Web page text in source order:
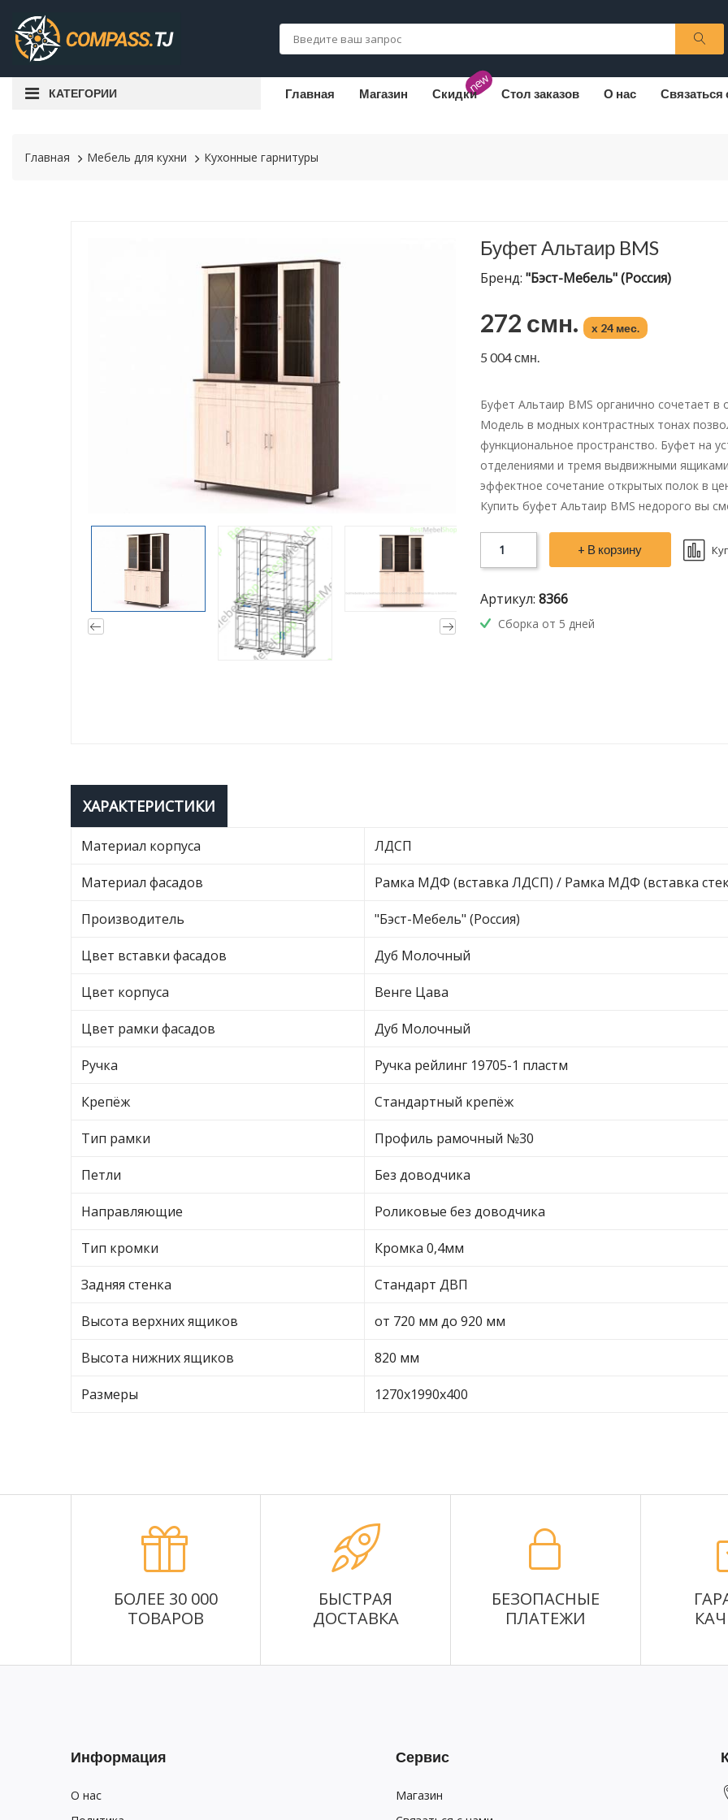
КАТЕГОРИИ Главная Магазин new
Скидки Стол заказов О нас Связаться
Главная Мебель для кухни Кухонные гарнитуры
Буфет Альтаир BMS
Бренд: "Бэст-Мебель" (Россия)
272 смн. x 24 мес.
5 004 смн.
Буфет Альтаир BMS органично сочетает
Модель в модных контрастных тонах
функциональное пространство. Буфет на
отделениями и тремя выдвижными
эффектное сочетание открытых полок в
Купить буфет Альтаир BMS недорого вы
+ В корзину
Артикул: 8366
Сборка от 5 дней
ХАРАКТЕРИСТИКИ
Материал корпуса ЛДСП
Материал фасадов Рамка МДФ (вставка ЛДСП) / Рамка МДФ (вставка
Производитель "Бэст-Мебель" (Россия)
Цвет вставки фасадов Дуб Молочный
Цвет корпуса Венге Цава
Цвет рамки фасадов Дуб Молочный
Ручка Ручка рейлинг 19705-1 пластм
Крепёж Стандартный крепёж
Тип рамки Профиль рамочный №30
Петли Без доводчика
Направляющие Роликовые без доводчика
Тип кромки Кромка 0,4мм
Задняя стенка Стандарт ДВП
Высота верхних ящиков от 720 мм до 920 мм
Высота нижних ящиков 820 мм
Размеры 1270х1990х400
БОЛЕЕ 30 000
ТОВАРОВ
БЫСТРАЯ
ДОСТАВКА
БЕЗОПАСНЫЕ
ПЛАТЕЖИ
Информация
О нас
Сервис
Магазин